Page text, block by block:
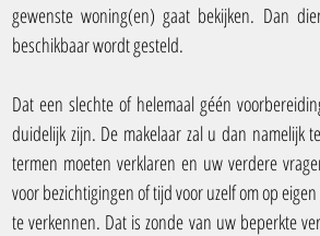
gewenste woning(en) gaat bekijken. Dan
beschikbaar wordt gesteld.
Dat een slechte of helemaal géén
duidelijk zijn. De makelaar zal u dan namelijk
termen moeten verklaren en uw verdere
voor bezichtigingen of tijd voor uzelf om op
te verkennen. Dat is zonde van uw beperkte